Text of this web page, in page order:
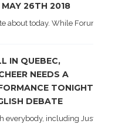
26TH 2018
about today. While Forum did
IN QUEBEC,
NEEDS A
TONIGHT
DEBATE
everybody, including Justin